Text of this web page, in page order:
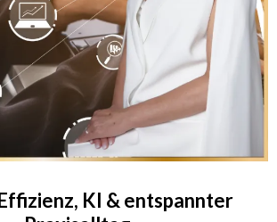
KI & entspannter